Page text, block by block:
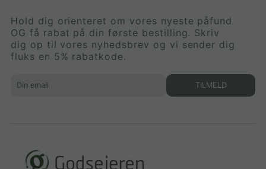
Hold dig orienteret om vores nyeste påfund
OG få rabat på din første bestilling. Skriv
dig op til vores nyhedsbrev og vi sender dig
fluks en 5% rabatkode.
TILMELD